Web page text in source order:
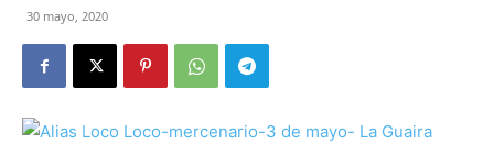
30 mayo, 2020